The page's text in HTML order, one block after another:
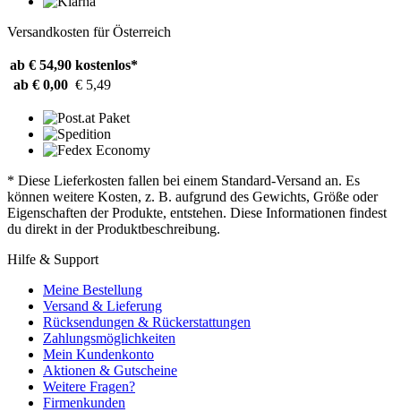
Versandkosten für Österreich
ab € 54,90 kostenlos*
ab € 0,00 € 5,49
* Diese Lieferkosten fallen bei einem Standard-Versand an. Es
können weitere Kosten, z. B. aufgrund des Gewichts, Größe oder
Eigenschaften der Produkte, entstehen. Diese Informationen findest
du direkt in der Produktbeschreibung.
Hilfe & Support
Meine Bestellung
Versand & Lieferung
Rücksendungen & Rückerstattungen
Zahlungsmöglichkeiten
Mein Kundenkonto
Aktionen & Gutscheine
Weitere Fragen?
Firmenkunden